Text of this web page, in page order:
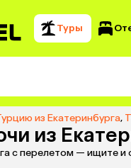
Туры
из Екатеринбурга,
из
с перелетом — ищите